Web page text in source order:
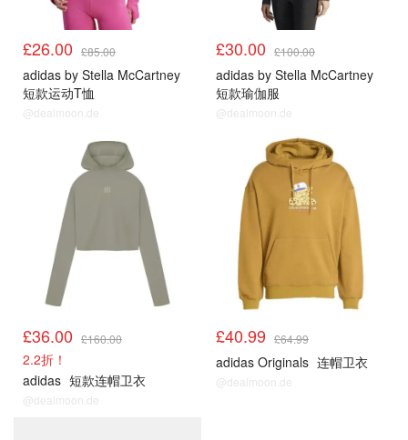
£26.00 £85.00
adidas by Stella McCartney
短款运动T恤
@dealmoon.de
£30.00 £100.00
adidas by Stella McCartney
短款瑜伽服
@dealmoon.de
£36.00 £160.00
2.2折！
adidas 短款连帽卫衣
@dealmoon.de
£40.99 £64.99
adidas Originals 连帽卫衣
@dealmoon.de